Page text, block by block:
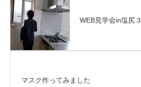
WEB見学会in塩尻３
マスク作ってみました